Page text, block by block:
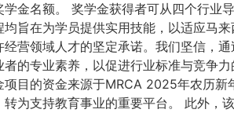
学金名额。 奖学金获得者可从四个行业
均旨在为学员提供实用技能，以适应马
经营领域人才的坚定承诺。我们坚信，
者的专业素养，以促进行业标准与竞争
项目的资金来源于MRCA 2025年农历
转为支持教育事业的重要平台。 此外，